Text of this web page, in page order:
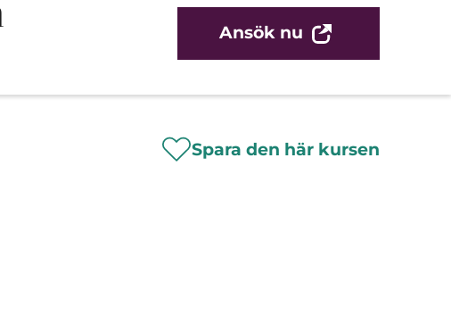
Ansök nu
Spara den här kursen